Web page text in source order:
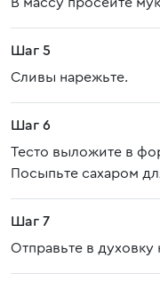
Шаг 5
Сливы нарежьте.
Шаг 6
Тесто выложите в
Посыпьте сахаром
Шаг 7
Отправьте в духовку